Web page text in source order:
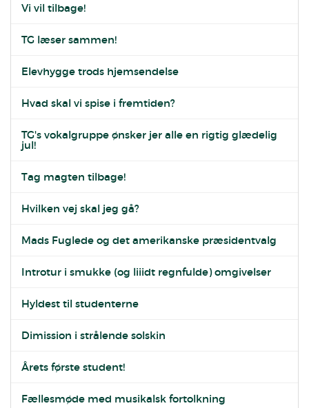
Vi vil tilbage!
TG læser sammen!
Elevhygge trods hjemsendelse
Hvad skal vi spise i fremtiden?
TG's vokalgruppe ønsker jer alle en rigtig glædelig
jul!
Tag magten tilbage!
Hvilken vej skal jeg gå?
Mads Fuglede og det amerikanske præsidentvalg
Introtur i smukke (og liiidt regnfulde) omgivelser
Hyldest til studenterne
Dimission i strålende solskin
Årets første student!
Fællesmøde med musikalsk fortolkning